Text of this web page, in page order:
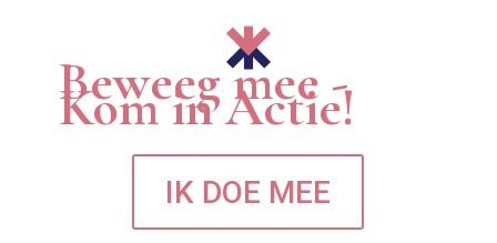
Beweeg mee -
Kom in Actie!
IK DOE MEE